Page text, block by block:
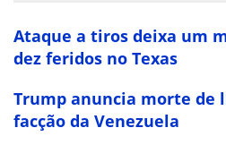
Ataque a tiros deixa um
dez feridos no Texas
Trump anuncia morte de
facção da Venezuela